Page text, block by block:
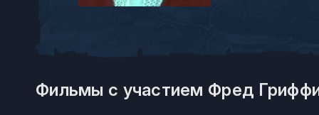
Фильмы с участием Фред